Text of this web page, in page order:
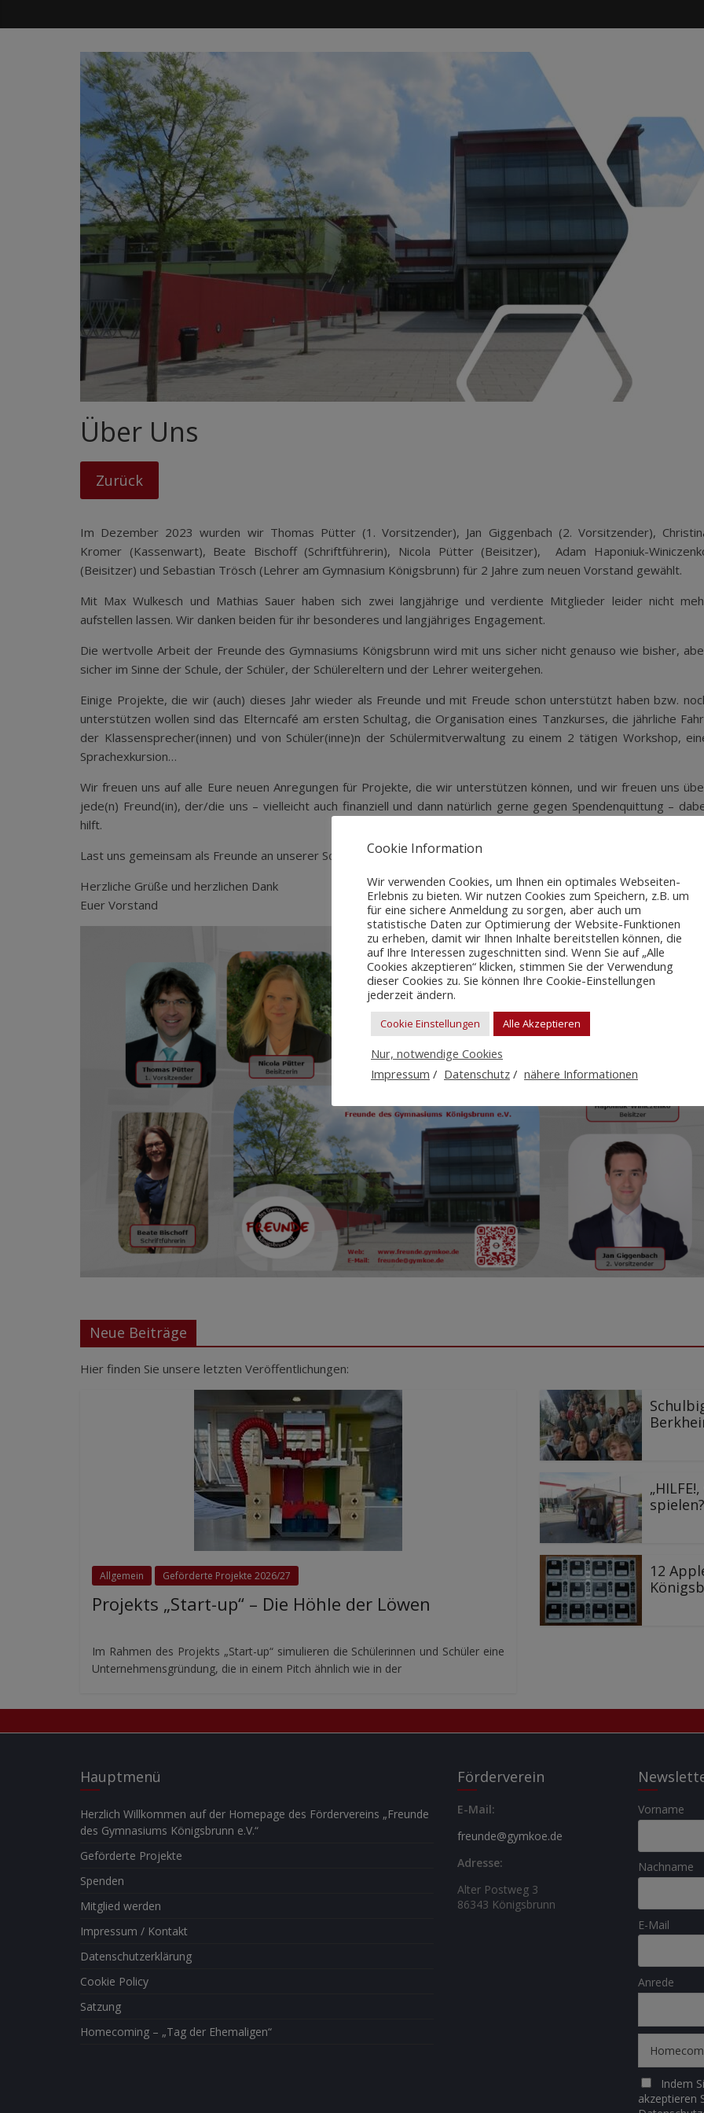
Über Uns
Im Dezember 2023 wurden wir Thomas Pütter (1. Vorsitzender), Jan Giggenbach (2. Vorsitzender),
Kromer (Kassenwart), Beate Bischoff (Schriftführerin), Nicola Pütter (Beisitzer), Adam Haponiuk-
(Beisitzer) und Sebastian Trösch (Lehrer am Gymnasium Königsbrunn) für 2 Jahre zum neuen Vorstand gewählt.
Mit Max Wulkesch und Mathias Sauer haben sich zwei langjährige und verdiente Mitglieder leider nicht
aufstellen lassen. Wir danken beiden für ihr besonderes und langjähriges Engagement.
Die wertvolle Arbeit der Freunde des Gymnasiums Königsbrunn wird mit uns sicher nicht genauso wie bisher,
sicher im Sinne der Schule, der Schüler, der Schülereltern und der Lehrer weitergehen.
Einige Projekte, die wir (auch) dieses Jahr wieder als Freunde und mit Freude schon unterstützt haben bzw.
unterstützen wollen sind das Elterncafé am ersten Schultag, die Organisation eines Tanzkurses, die jährliche
der Klassensprecher(innen) und von Schüler(inne)n der Schülermitverwaltung zu einem 2 tätigen Workshop,
Sprachexkursion…
Wir freuen uns auf alle Eure neuen Anregungen für Projekte, die wir unterstützen können, und wir freuen uns
jede(n) Freund(in), der/die uns – vielleicht auch finanziell und dann natürlich gerne gegen Spendenquittung –
hilft.
Last uns gemeinsam als Freunde an unserer Schule für alle miteinander mehr erreichen.
Herzliche Grüße und herzlichen Dank
Euer Vorstand
Neue Beiträge
Hier finden Sie unsere letzten Veröffentlichungen:
Allgemein Geförderte Projekte 2026/27
Projekts „Start-up“ – Die Höhle der Löwen
Im Rahmen des Projekts „Start-up“ simulieren die Schülerinnen und Schüler eine
Unternehmensgründung, die in einem Pitch ähnlich wie in der
12
Hauptmenü
Herzlich Willkommen auf der Homepage des Fördervereins „Freunde
des Gymnasiums Königsbrunn e.V.“
Geförderte Projekte
Spenden
Mitglied werden
Impressum / Kontakt
Datenschutzerklärung
Cookie Policy
Satzung
Homecoming – „Tag der Ehemaligen“
Förderverein
E-Mail:
freunde@gymkoe.de
Adresse:
Alter Postweg 3
86343 Königsbrunn
Vorname
Nachname
E-Mail
Anrede
Indem
akzeptieren
Cookie Information
Wir verwenden Cookies, um Ihnen ein optimales Webseiten-
Erlebnis zu bieten. Wir nutzen Cookies zum Speichern, z.B. um
für eine sichere Anmeldung zu sorgen, aber auch um
statistische Daten zur Optimierung der Website-Funktionen
zu erheben, damit wir Ihnen Inhalte bereitstellen können, die
auf Ihre Interessen zugeschnitten sind. Wenn Sie auf „Alle
Cookies akzeptieren“ klicken, stimmen Sie der Verwendung
dieser Cookies zu. Sie können Ihre Cookie-Einstellungen
jederzeit ändern.
Cookie Einstellungen Alle Akzeptieren
Nur, notwendige Cookies
Impressum / Datenschutz / nähere Informationen